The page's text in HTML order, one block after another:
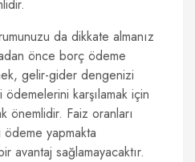
da dikkate almanız
önce borç ödeme
gelir-gider dengenizi
karşılamak için
önemlidir. Faiz oranları
yapmakta
avantaj sağlamayacaktır.